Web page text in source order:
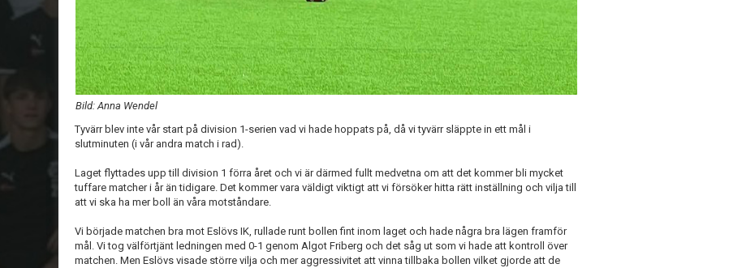
Bild: Anna Wendel
Tyvärr blev inte vår start på division 1-serien vad vi hade hoppats på, då vi tyvärr släppte in ett mål i
slutminuten (i vår andra match i rad).
Laget flyttades upp till division 1 förra året och vi är därmed fullt medvetna om att det kommer bli mycket
tuffare matcher i år än tidigare. Det kommer vara väldigt viktigt att vi försöker hitta rätt inställning och vilja till
att vi ska ha mer boll än våra motståndare.
Vi började matchen bra mot Eslövs IK, rullade runt bollen fint inom laget och hade några bra lägen framför
mål. Vi tog välförtjänt ledningen med 0-1 genom Algot Friberg och det såg ut som vi hade att kontroll över
matchen. Men Eslövs visade större vilja och mer aggressivitet att vinna tillbaka bollen vilket gjorde att de